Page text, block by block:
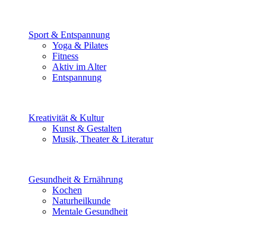
Sport & Entspannung
Yoga & Pilates
Fitness
Aktiv im Alter
Entspannung
Kreativität & Kultur
Kunst & Gestalten
Musik, Theater & Literatur
Gesundheit & Ernährung
Kochen
Naturheilkunde
Mentale Gesundheit